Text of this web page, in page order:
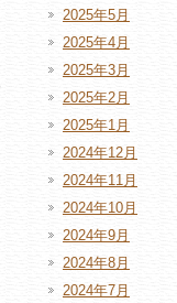
2025年5月
2025年4月
2025年3月
2025年2月
2025年1月
2024年12月
2024年11月
2024年10月
2024年9月
2024年8月
2024年7月